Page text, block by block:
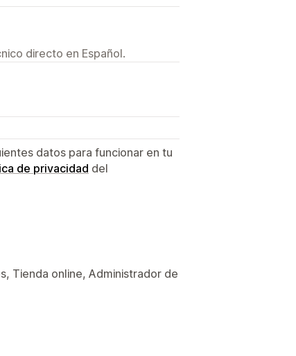
directo en Español.
datos para funcionar en tu
de privacidad del
Tienda online, Administrador de